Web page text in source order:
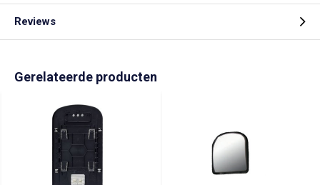
Reviews
Gerelateerde producten